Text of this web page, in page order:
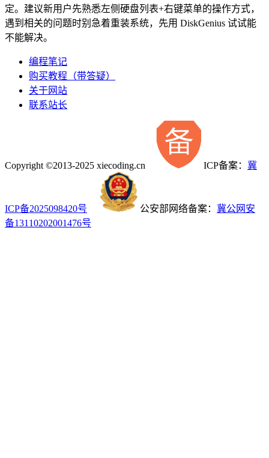
定。建议新用户先熟悉左侧硬盘列表+右键菜单的操作方式，
遇到相关的问题时别急着重装系统，先用 DiskGenius 试试能
不能解决。
编程笔记
购买教程（带答疑）
关于网站
联系站长
Copyright ©2013-2025 xiecoding.cn ICP备案： 冀
ICP备2025098420号 公安部网络备案： 冀公网安
备13110202001476号